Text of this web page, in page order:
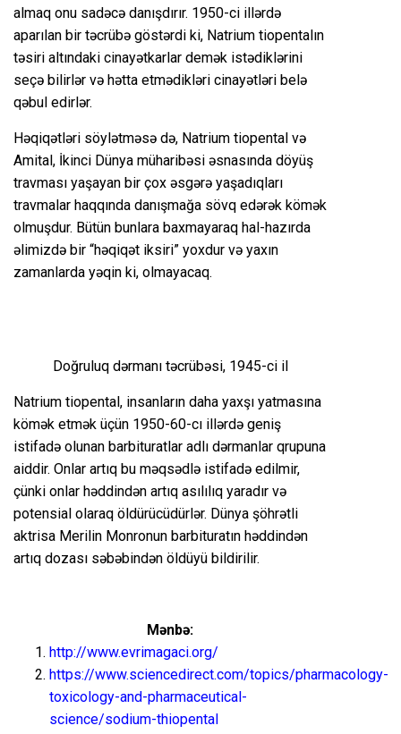
almaq onu sadəcə danışdırır. 1950-ci illərdə
aparılan bir təcrübə göstərdi ki, Natrium tiopentalın
təsiri altındaki cinayətkarlar demək istədiklərini
seçə bilirlər və hətta etmədikləri cinayətləri belə
qəbul edirlər.
Həqiqətləri söylətməsə də, Natrium tiopental və
Amital, İkinci Dünya müharibəsi əsnasında döyüş
travması yaşayan bir çox əsgərə yaşadıqları
travmalar haqqında danışmağa sövq edərək kömək
olmuşdur. Bütün bunlara baxmayaraq hal-hazırda
əlimizdə bir “həqiqət iksiri” yoxdur və yaxın
zamanlarda yəqin ki, olmayacaq.
Doğruluq dərmanı təcrübəsi, 1945-ci il
Natrium tiopental, insanların daha yaxşı yatmasına
kömək etmək üçün 1950-60-cı illərdə geniş
istifadə olunan barbituratlar adlı dərmanlar qrupuna
aiddir. Onlar artıq bu məqsədlə istifadə edilmir,
çünki onlar həddindən artıq asılılıq yaradır və
potensial olaraq öldürücüdürlər. Dünya şöhrətli
aktrisa Merilin Monronun barbituratın həddindən
artıq dozası səbəbindən öldüyü bildirilir.
Mənbə:
http://www.evrimagaci.org/
https://www.sciencedirect.com/topics/pharmacology-
toxicology-and-pharmaceutical-
science/sodium-thiopental